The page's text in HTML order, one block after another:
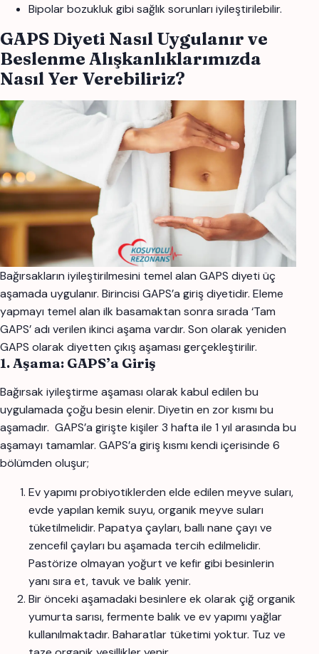
Bipolar bozukluk gibi sağlık sorunları iyileştirilebilir.
GAPS Diyeti Nasıl Uygulanır ve
Beslenme Alışkanlıklarımızda
Nasıl Yer Verebiliriz?
Bağırsakların iyileştirilmesini temel alan GAPS diyeti üç
aşamada uygulanır. Birincisi GAPS’a giriş diyetidir. Eleme
yapmayı temel alan ilk basamaktan sonra sırada ‘Tam
GAPS’ adı verilen ikinci aşama vardır. Son olarak yeniden
GAPS olarak diyetten çıkış aşaması gerçekleştirilir.
1. Aşama: GAPS’a Giriş
Bağırsak iyileştirme aşaması olarak kabul edilen bu
uygulamada çoğu besin elenir. Diyetin en zor kısmı bu
aşamadır. GAPS’a girişte kişiler 3 hafta ile 1 yıl arasında bu
aşamayı tamamlar. GAPS’a giriş kısmı kendi içerisinde 6
bölümden oluşur;
Ev yapımı probiyotiklerden elde edilen meyve suları,
evde yapılan kemik suyu, organik meyve suları
tüketilmelidir. Papatya çayları, ballı nane çayı ve
zencefil çayları bu aşamada tercih edilmelidir.
Pastörize olmayan yoğurt ve kefir gibi besinlerin
yanı sıra et, tavuk ve balık yenir.
Bir önceki aşamadaki besinlere ek olarak çiğ organik
yumurta sarısı, fermente balık ve ev yapımı yağlar
kullanılmaktadır. Baharatlar tüketimi yoktur. Tuz ve